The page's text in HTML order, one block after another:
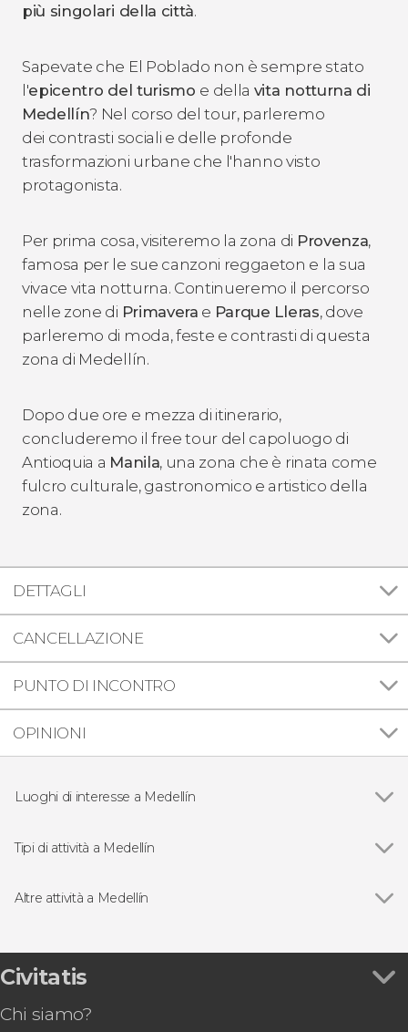
più singolari della città.
Sapevate che El Poblado non è sempre stato
l'epicentro del turismo e della vita notturna di
Medellín? Nel corso del tour, parleremo
dei contrasti sociali e delle profonde
trasformazioni urbane che l'hanno visto
protagonista.
Per prima cosa, visiteremo la zona di Provenza,
famosa per le sue canzoni reggaeton e la sua
vivace vita notturna. Continueremo il percorso
nelle zone di Primavera e Parque Lleras, dove
parleremo di moda, feste e contrasti di questa
zona di Medellín.
Dopo due ore e mezza di itinerario,
concluderemo il free tour del capoluogo di
Antioquia a Manila, una zona che è rinata come
fulcro culturale, gastronomico e artistico della
zona.
DETTAGLI
CANCELLAZIONE
PUNTO DI INCONTRO
OPINIONI
Luoghi di interesse a Medellín
Comuna 13 di Medellín
Comuna 3
Tipi di attività a Medellín
Free Tour
Gastronomia ed enoturismo
Tour aerei
Tour in bicicletta
Altre attività a Medellín
Pub crawl di Medellín
Tour dei musei di Medellín
parchi di Medellín
Civitatis
Chi siamo?